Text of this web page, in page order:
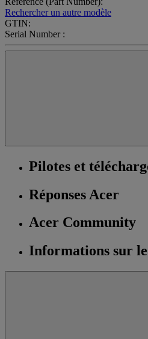
Rechercher un autre modèle
GTIN:
Serial Number :
Pilotes et
Réponses Acer
Acer Community
Informations sur